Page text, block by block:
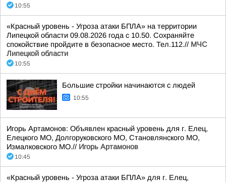
10:55
«Красный уровень - Угроза атаки БПЛА» на территории
Липецкой области 09.08.2026 года с 10.50. Сохраняйте
спокойствие пройдите в безопасное место. Тел.112.// МЧС
Липецкой области
10:55
Большие стройки начинаются с людей
10:55
Игорь Артамонов: Объявлен красный уровень для г. Елец,
Елецкого МО, Долгоруковского МО, Становлянского МО,
Измалковского МО.// Игорь Артамонов
10:45
«Красный уровень - Угроза атаки БПЛА» для г. Елец,